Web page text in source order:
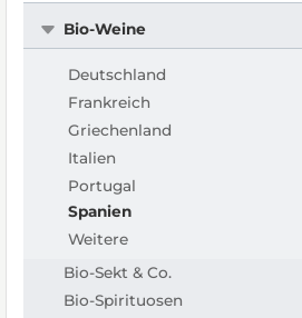
Bio-Weine
Deutschland
Frankreich
Griechenland
Italien
Portugal
Spanien
Weitere
Bio-Sekt & Co.
Bio-Spirituosen